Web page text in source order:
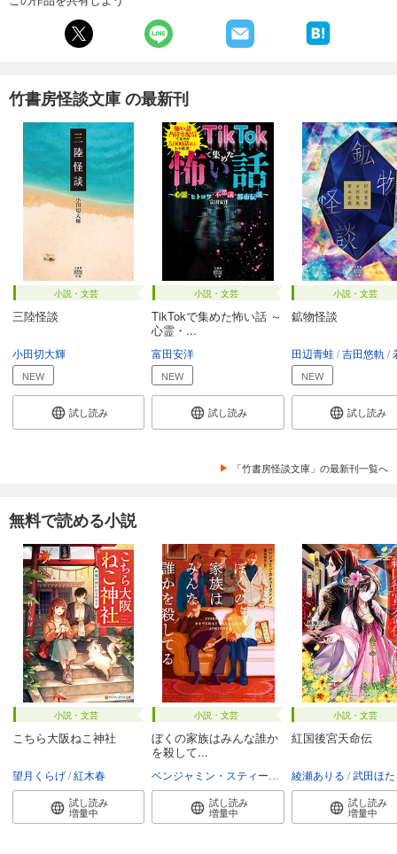
竹書房怪談文庫 の最新刊
小説・文芸
三陸怪談
小田切大輝
NEW
試し読み
小説・文芸
TikTokで集めた怖い話 ～
心霊・...
富田安洋
NEW
試し読み
小説・文芸
鉱物怪談
田辺青蛙 吉田悠軌 若
NEW
試し読み
「竹書房怪談文庫」の最新刊一覧へ
無料で読める小説
小説・文芸
こちら大阪ねこ神社
望月くらげ 紅木春
試し読み
増量中
小説・文芸
ぼくの家族はみんな誰か
を殺して...
富永和子
試し読み
増量中
小説・文芸
紅国後宮天命伝
綾瀬ありる 武田ほ
試し読み
増量中